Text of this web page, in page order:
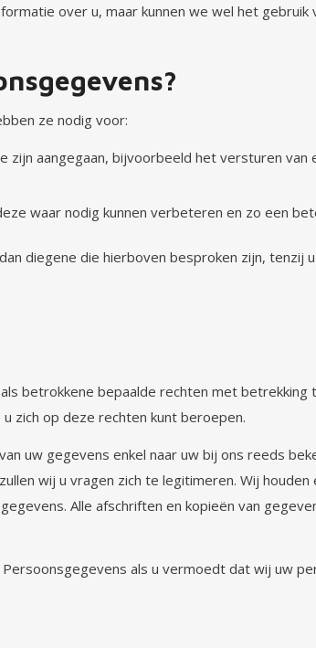
over u, maar kunnen we wel het
ze nodig voor:
aangegaan, bijvoorbeeld het versturen van
waar nodig kunnen verbeteren en zo een
diegene die hierboven besproken zijn,
betrokkene bepaalde rechten met
zich op deze rechten kunt beroepen.
uw gegevens enkel naar uw bij ons reeds
wij u vragen zich te legitimeren. Wij
Alle afschriften en kopieën van
als u vermoedt dat wij uw